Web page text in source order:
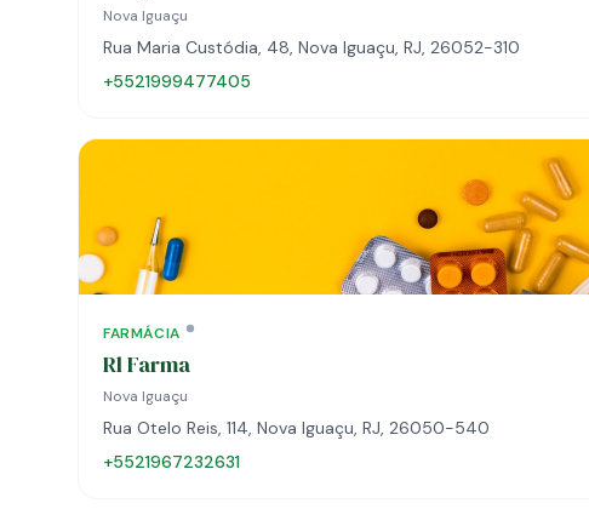
Nova Iguaçu
Rua Maria Custódia, 48, Nova Iguaçu, RJ, 26052-310
+5521999477405
FARMÁCIA
Rl Farma
Nova Iguaçu
Rua Otelo Reis, 114, Nova Iguaçu, RJ, 26050-540
+5521967232631